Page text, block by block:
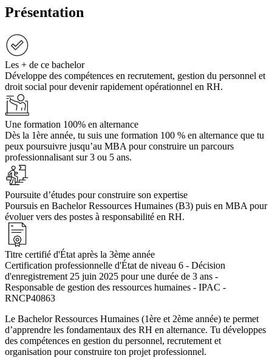
Présentation
Les + de ce bachelor
Développe des compétences en recrutement, gestion du personnel et
droit social pour devenir rapidement opérationnel en RH.
Une formation 100% en alternance
Dès la 1ère année, tu suis une formation 100 % en alternance que tu
peux poursuivre jusqu’au MBA pour construire un parcours
professionnalisant sur 3 ou 5 ans.
Poursuite d’études pour construire son expertise
Poursuis en Bachelor Ressources Humaines (B3) puis en MBA pour
évoluer vers des postes à responsabilité en RH.
Titre certifié d'État après la 3ème année
Certification professionnelle d'État de niveau 6 - Décision
d'enregistrement 25 juin 2025 pour une durée de 3 ans -
Responsable de gestion des ressources humaines - IPAC -
RNCP40863
Le Bachelor Ressources Humaines (1ère et 2ème année) te permet
d’apprendre les fondamentaux des RH en alternance. Tu développes
des compétences en gestion du personnel, recrutement et
organisation pour construire ton projet professionnel.